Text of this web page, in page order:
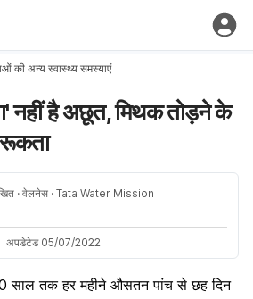
की अन्य स्वास्थ्य समस्याएं
नहीं है अछूत, मिथक तोड़ने के
· वेलनेस · Tata Water Mission
अपडेटेड 05/07/2022
साल तक हर महीने औसतन पांच से छह दिन